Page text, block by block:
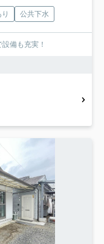
公共下水
備も充実！